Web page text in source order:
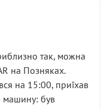
на техніці,
а як максимум —
елементарних
Раніше міняв у
хороше
гайок під
“старі гайки, які
так, можна
на Позняках.
на 15:00, приїхав
машину: був